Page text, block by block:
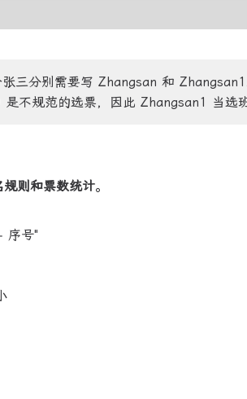
三分别需要写 Zhangsan 和
不规范的选票，因此 Zhangsan1 当选班
规则和票数统计。
序号"